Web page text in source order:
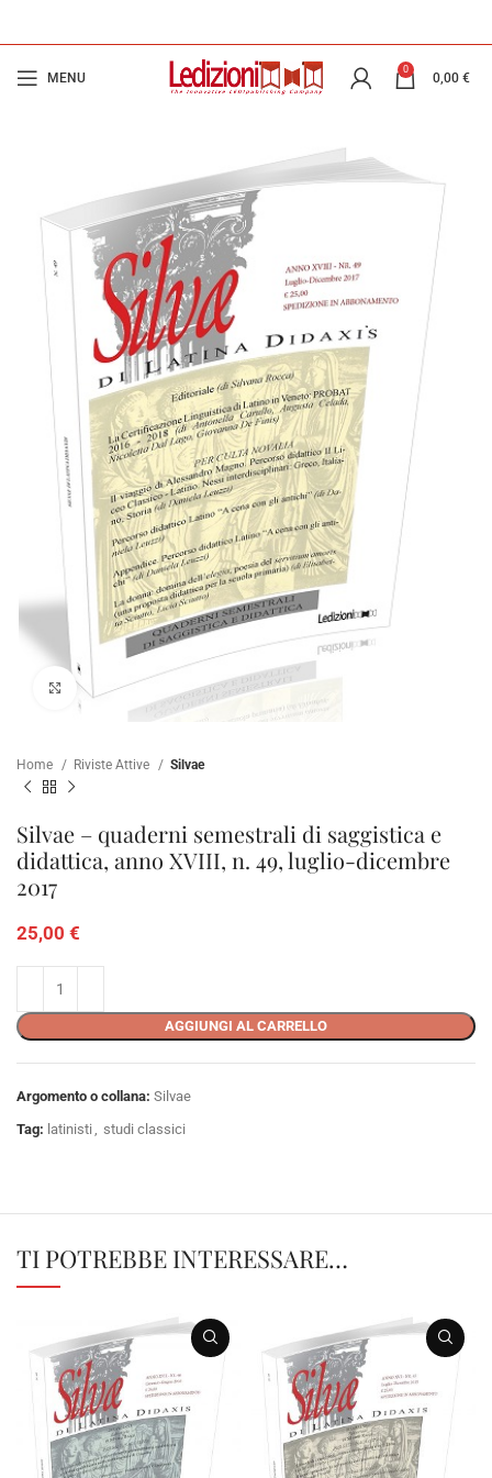
MENU
0
0,00 €
Clicca per ampliare
Home Riviste Attive Silvae
Silvae – quaderni semestrali di saggistica e
didattica, anno XVIII, n. 49, luglio-dicembre
2017
25,00 €
AGGIUNGI AL CARRELLO
Argomento o collana: Silvae
Tag: latinisti studi classici
TI POTREBBE INTERESSARE…